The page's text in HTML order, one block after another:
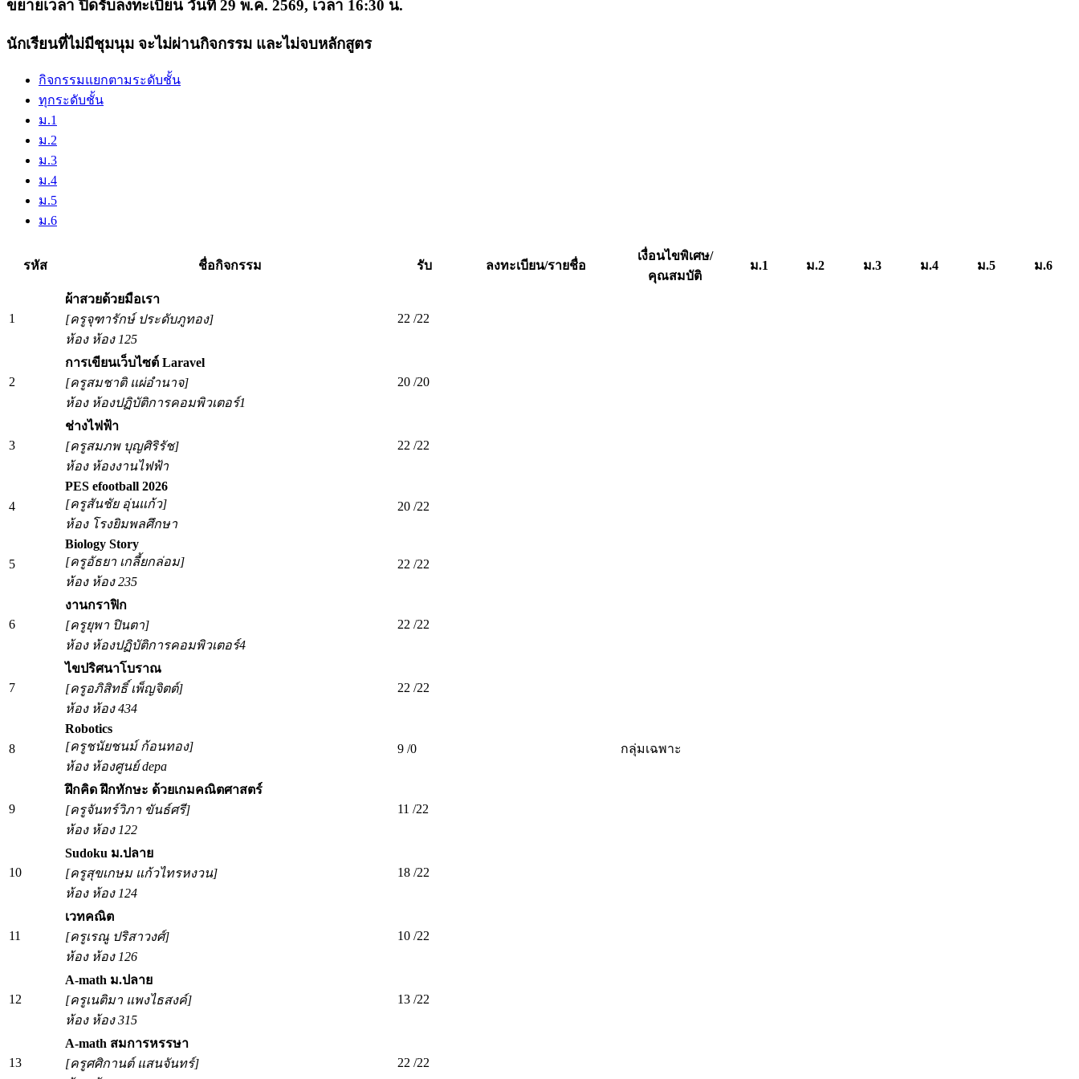
ขยายเวลา ปิดรับลงทะเบียน วันที่ 29 พ.ค. 2569, เวลา 16:30 น.
นักเรียนที่ไม่มีชุมนุม จะไม่ผ่านกิจกรรม และไม่จบหลักสูตร
กิจกรรมแยกตามระดับชั้น
ทุกระดับชั้น
ม.1
ม.2
ม.3
ม.4
ม.5
ม.6
รหัส ชื่อกิจกรรม รับ ลงทะเบียน/รายชื่อ
เงื่อนไขพิเศษ/
คุณสมบัติ
ม.1 ม.2 ม.3 ม.4 ม.5 ม.6
1
ผ้าสวยด้วยมือเรา
[ครูจุฑารักษ์ ประดับภูทอง]
ห้อง ห้อง 125
22 /22
2
การเขียนเว็บไซต์ Laravel
[ครูสมชาติ แผ่อำนาจ]
ห้อง ห้องปฏิบัติการคอมพิวเตอร์1
20 /20
3
ช่างไฟฟ้า
[ครูสมภพ บุญศิริรัช]
ห้อง ห้องงานไฟฟ้า
22 /22
4
PES efootball 2026
[ครูสันชัย อุ่นแก้ว]
ห้อง โรงยิมพลศึกษา
20 /22
5
Biology Story
[ครูอัธยา​ เกลี้ยกล่อม]
ห้อง ห้อง 235
22 /22
6
งานกราฟิก
[ครูยุพา ปินตา]
ห้อง ห้องปฏิบัติการคอมพิวเตอร์4
22 /22
7
ไขปริศนาโบราณ
[ครูอภิสิทธิ์ เพ็ญจิตต์]
ห้อง ห้อง 434
22 /22
8
Robotics
[ครูชนัยชนม์ ก้อนทอง]
ห้อง ห้องศูนย์ depa
9 /0 กลุ่มเฉพาะ
9
ฝึกคิด ฝึกทักษะ ด้วยเกมคณิตศาสตร์
[ครูจันทร์วิภา ขันธ์ศรี]
ห้อง ห้อง 122
11 /22
10
Sudoku ม.ปลาย
[ครูสุขเกษม แก้วไทรหงวน]
ห้อง ห้อง 124
18 /22
11
เวทคณิต
[ครูเรณู ปริสาวงศ์]
ห้อง ห้อง 126
10 /22
12
A-math ม.ปลาย
[ครูเนติมา แพงไธสงค์]
ห้อง ห้อง 315
13 /22
13
A-math สมการหรรษา
[ครูศศิกานต์ แสนจันทร์]
22 /22